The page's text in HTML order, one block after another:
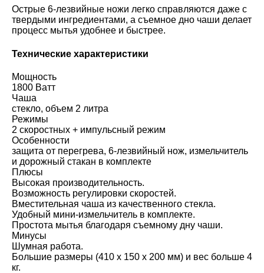
Острые 6-лезвийные ножи легко справляются даже с
твердыми ингредиентами, а съемное дно чаши делает
процесс мытья удобнее и быстрее.
Технические характеристики
Мощность
1800 Ватт
Чаша
стекло, объем 2 литра
Режимы
2 скоростных + импульсный режим
Особенности
защита от перегрева, 6-лезвийный нож, измельчитель
и дорожный стакан в комплекте
Плюсы
Высокая производительность.
Возможность регулировки скоростей.
Вместительная чаша из качественного стекла.
Удобный мини-измельчитель в комплекте.
Простота мытья благодаря съемному дну чаши.
Минусы
Шумная работа.
Большие размеры (410 х 150 х 200 мм) и вес больше 4
кг.